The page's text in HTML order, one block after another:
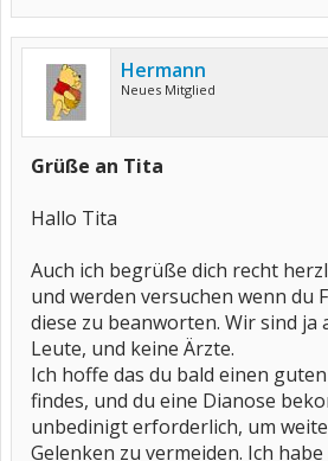
Hermann
Neues Mitglied
Grüße an Tita
Hallo Tita
Auch ich begrüße dich recht
und werden versuchen wenn du
diese zu beanworten. Wir sind ja
Leute, und keine Ärzte.
Ich hoffe das du bald einen
findes, und du eine Dianose
unbedinigt erforderlich, um
Gelenken zu vermeiden. Ich